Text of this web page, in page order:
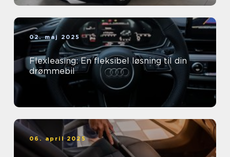
02. maj 2025
Flexleasing: En fleksibel løsning til din
drømmebil
06. april 2025